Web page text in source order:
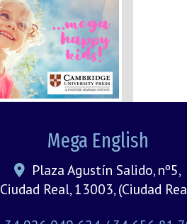
Mega English
Plaza Agustín Salido, nº5,
Ciudad Real, 13003, (Ciudad